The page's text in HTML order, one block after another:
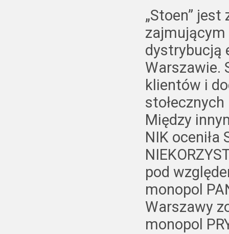
„Stoen”
zajmującym
dystrybucją
Warszawie.
klientów i
Między
NIK oceniła
pod
monopol
Warszawy
monopol